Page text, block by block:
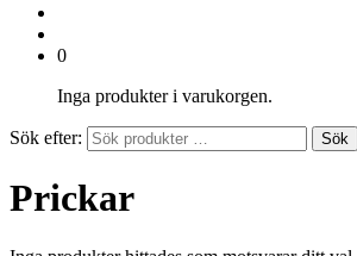
0
Inga produkter i varukorgen.
Sök efter: Sök
Prickar